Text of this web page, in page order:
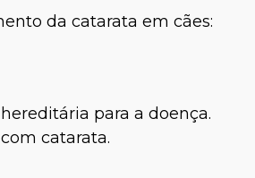
da catarata em cães:
para a doença.
catarata.